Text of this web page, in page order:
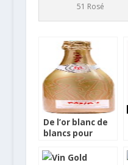
51 Rosé
De l’or blanc de
blancs pour